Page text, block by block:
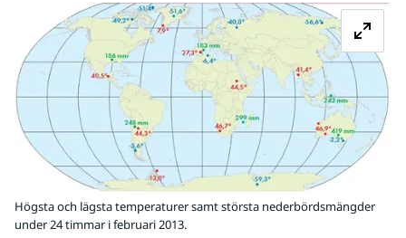
Högsta och lägsta temperaturer samt största nederbördsmängder
under 24 timmar i februari 2013.